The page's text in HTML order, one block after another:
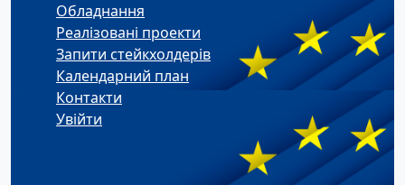
Обладнання
Реалізовані проекти
Запити стейкхолдерів
Календарний план
Контакти
Увійти